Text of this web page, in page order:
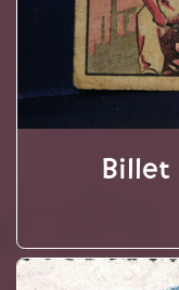
Billet